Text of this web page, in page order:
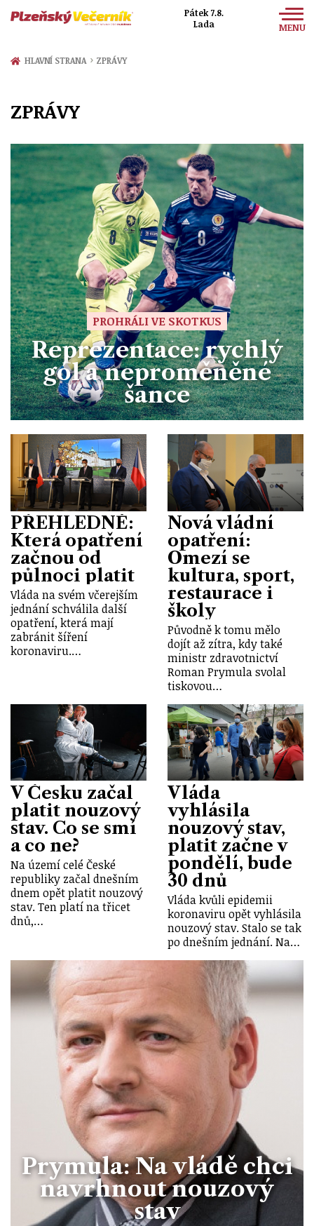
Pátek 7.8.
Lada
MENU
Zprávy
Kultura
Společnost
HLAVNÍ STRANA › ZPRÁVY
ZPRÁVY
PROHRÁLI VE SKOTKUS
Reprezentace: rychlý
gól a neproměněné
šance
PŘEHLEDNĚ:
Která opatření
začnou od
půlnoci platit
Vláda na svém včerejším
jednání schválila další
opatření, která mají
zabránit šíření
koronaviru.…
Nová vládní
opatření:
Omezí se
kultura, sport,
restaurace i
školy
Původně k tomu mělo
dojít až zítra, kdy také
ministr zdravotnictví
Roman Prymula svolal
tiskovou…
V Česku začal
platit nouzový
stav. Co se smí
a co ne?
Na území celé České
republiky začal dnešním
dnem opět platit nouzový
stav. Ten platí na třicet
dnů,…
Vláda
vyhlásila
nouzový stav,
platit začne v
pondělí, bude
30 dnů
Vláda kvůli epidemii
koronaviru opět vyhlásila
nouzový stav. Stalo se tak
po dnešním jednání. Na…
Prymula: Na vládě chci
navrhnout nouzový
stav